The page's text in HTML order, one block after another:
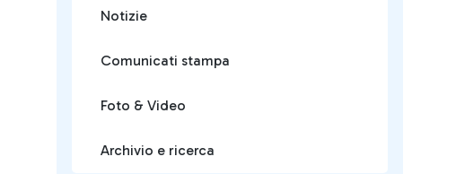
Notizie
Comunicati stampa
Foto & Video
Archivio e ricerca